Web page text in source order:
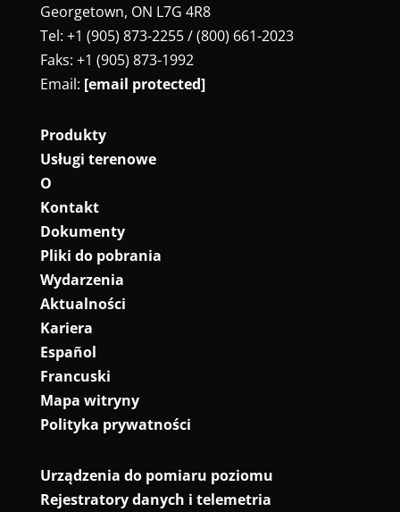
Georgetown, ON L7G 4R8
Tel: +1 (905) 873-2255 / (800) 661-2023
Faks: +1 (905) 873-1992
Email: [email protected]
Produkty
Usługi terenowe
O
Kontakt
Dokumenty
Pliki do pobrania
Wydarzenia
Aktualności
Kariera
Español
Francuski
Mapa witryny
Polityka prywatności
Urządzenia do pomiaru poziomu
Rejestratory danych i telemetria